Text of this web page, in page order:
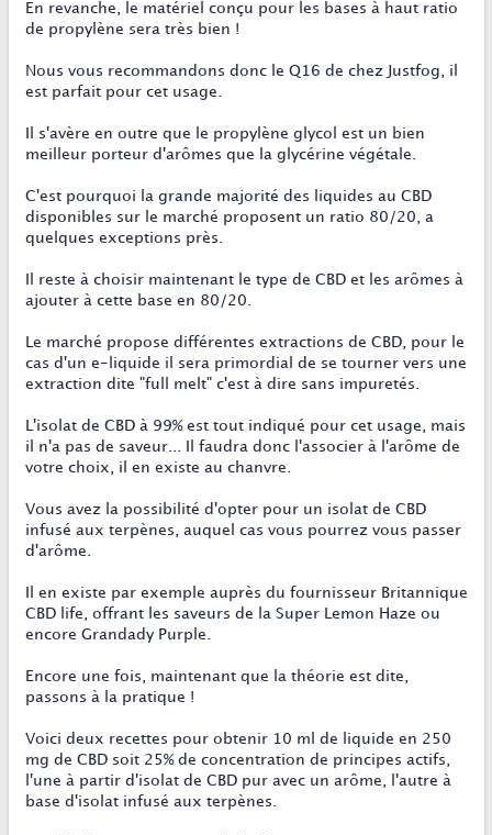
En revanche, le matériel conçu pour les bases à haut ratio
de propylène sera très bien !
Nous vous recommandons donc le Q16 de chez Justfog, il
est parfait pour cet usage.
Il s'avère en outre que le propylène glycol est un bien
meilleur porteur d'arômes que la glycérine végétale.
C'est pourquoi la grande majorité des liquides au CBD
disponibles sur le marché proposent un ratio 80/20, a
quelques exceptions près.
Il reste à choisir maintenant le type de CBD et les arômes à
ajouter à cette base en 80/20.
Le marché propose différentes extractions de CBD, pour le
cas d'un e-liquide il sera primordial de se tourner vers une
extraction dite "full melt" c'est à dire sans impuretés.
L'isolat de CBD à 99% est tout indiqué pour cet usage, mais
il n'a pas de saveur... Il faudra donc l'associer à l'arôme de
votre choix, il en existe au chanvre.
Vous avez la possibilité d'opter pour un isolat de CBD
infusé aux terpènes, auquel cas vous pourrez vous passer
d'arôme.
Il en existe par exemple auprès du fournisseur Britannique
CBD life, offrant les saveurs de la Super Lemon Haze ou
encore Grandady Purple.
Encore une fois, maintenant que la théorie est dite,
passons à la pratique !
Voici deux recettes pour obtenir 10 ml de liquide en 250
mg de CBD soit 25% de concentration de principes actifs,
l'une à partir d'isolat de CBD pur avec un arôme, l'autre à
base d'isolat infusé aux terpènes.